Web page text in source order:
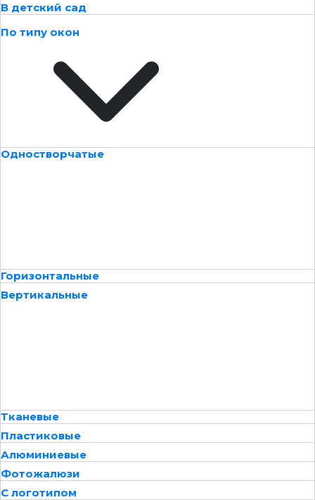
В детский сад
По типу окон
Одностворчатые
Горизонтальные
Вертикальные
Тканевые
Пластиковые
Алюминиевые
Фотожалюзи
С логотипом